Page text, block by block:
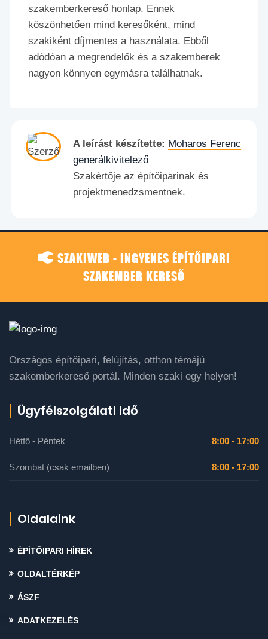
szakemberkereső honlap. Ennek
köszönhetően mind keresőként, mind
szakiként díjmentes a használata. Ebből
adódóan a megrendelők és a szakemberek
nagyon könnyen egymásra találhatnak.
A leírást készítette: Moharos Ferenc
generálkivitelező
Szakértője az építőiparinak és
projektmenedzsmentnek.
SZAKIWEB - INGYENES ÉPÍTŐIPARI
SZAKEMBER KERESŐ
Országos építőipari, felújítás, otthon témájú
szakemberkereső portál. Minden szaki egy helyen!
Ügyfélszolgálati idő
Hétfő - Péntek 8:00 - 17:00
Szombat (csak emailben) 8:00 - 17:00
Oldalaink
ÉPÍTŐIPARI HÍREK
OLDALTÉRKÉP
ÁSZF
ADATKEZELÉS